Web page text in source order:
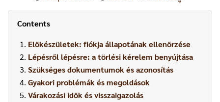
Contents
Előkészületek: fiókja állapotának ellenőrzése
Lépésről lépésre: a törlési kérelem benyújtása
Szükséges dokumentumok és azonosítás
Gyakori problémák és megoldások
Várakozási idők és visszaigazolás